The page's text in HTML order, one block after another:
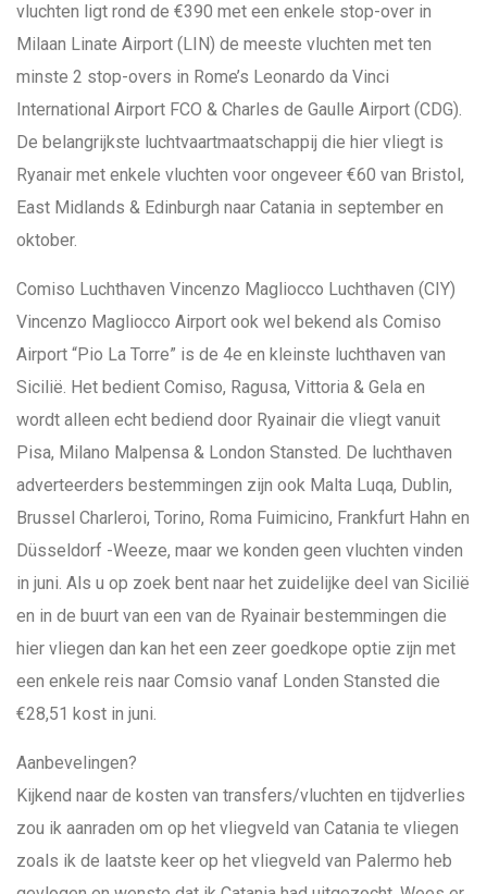
vluchten ligt rond de €390 met een enkele stop-over in
Milaan Linate Airport (LIN) de meeste vluchten met ten
minste 2 stop-overs in Rome’s Leonardo da Vinci
International Airport FCO & Charles de Gaulle Airport (CDG).
De belangrijkste luchtvaartmaatschappij die hier vliegt is
Ryanair met enkele vluchten voor ongeveer €60 van Bristol,
East Midlands & Edinburgh naar Catania in september en
oktober.
Comiso Luchthaven Vincenzo Magliocco Luchthaven (CIY)
Vincenzo Magliocco Airport ook wel bekend als Comiso
Airport “Pio La Torre” is de 4e en kleinste luchthaven van
Sicilië. Het bedient Comiso, Ragusa, Vittoria & Gela en
wordt alleen echt bediend door Ryainair die vliegt vanuit
Pisa, Milano Malpensa & London Stansted. De luchthaven
adverteerders bestemmingen zijn ook Malta Luqa, Dublin,
Brussel Charleroi, Torino, Roma Fuimicino, Frankfurt Hahn en
Düsseldorf -Weeze, maar we konden geen vluchten vinden
in juni. Als u op zoek bent naar het zuidelijke deel van Sicilië
en in de buurt van een van de Ryainair bestemmingen die
hier vliegen dan kan het een zeer goedkope optie zijn met
een enkele reis naar Comsio vanaf Londen Stansted die
€28,51 kost in juni.
Aanbevelingen?
Kijkend naar de kosten van transfers/vluchten en tijdverlies
zou ik aanraden om op het vliegveld van Catania te vliegen
zoals ik de laatste keer op het vliegveld van Palermo heb